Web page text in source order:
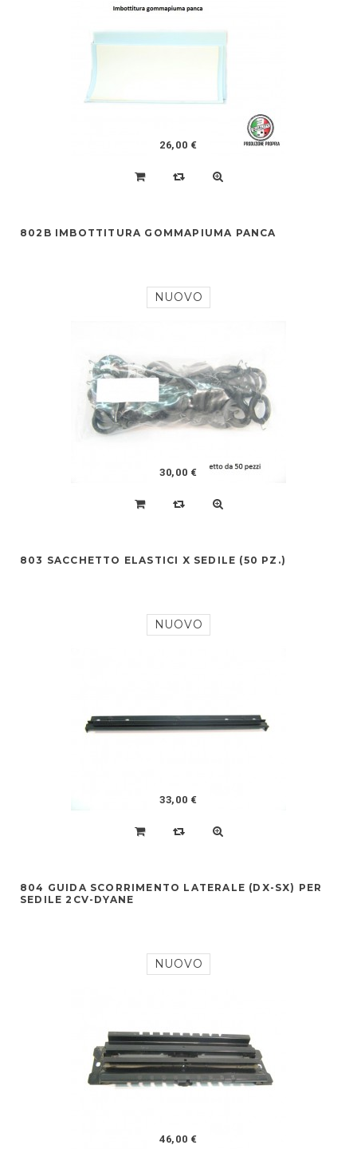
26,00 €
802B IMBOTTITURA GOMMAPIUMA PANCA
NUOVO
30,00 €
803 SACCHETTO ELASTICI X SEDILE (50 PZ.)
NUOVO
33,00 €
804 GUIDA SCORRIMENTO LATERALE (DX-SX) PER
SEDILE 2CV-DYANE
NUOVO
46,00 €